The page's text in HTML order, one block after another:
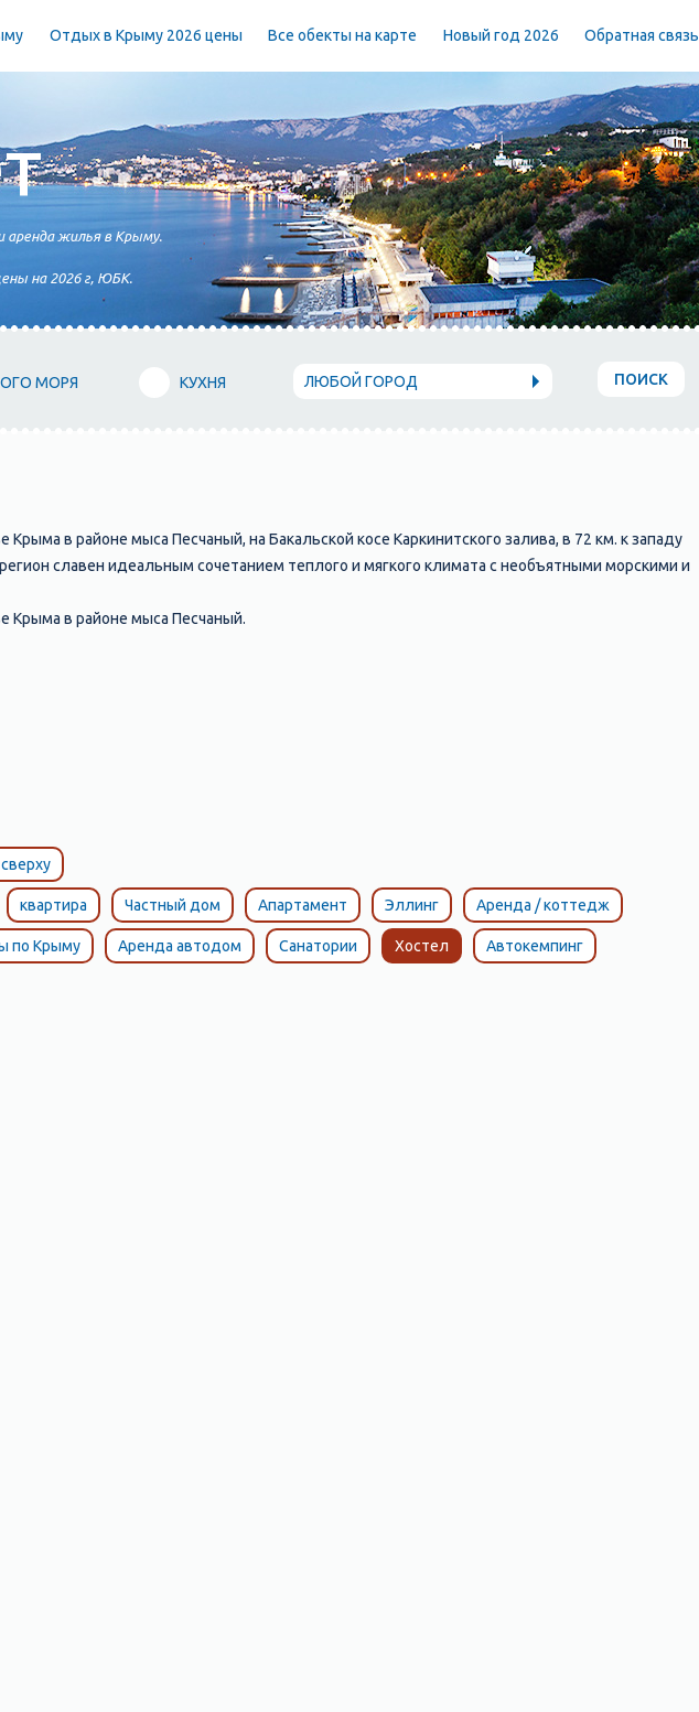
Отдых в Крыму 2026 цены Все обекты на карте Новый год 2026 Обратная связь
жилья в Крыму.
на 2026 г, ЮБК.
МОРЯ КУХНЯ ЛЮБОЙ ГОРОД ПОИСК
в районе мыса Песчаный, на Бакальской косе Каркинитского залива, в 72 км. к западу
славен идеальным сочетанием теплого и мягкого климата с необъятными морскими и
Крыма в районе мыса Песчаный.
квартира Частный дом Апартамент Эллинг Аренда / коттедж
по Крыму Аренда автодом Санатории Хостел Автокемпинг